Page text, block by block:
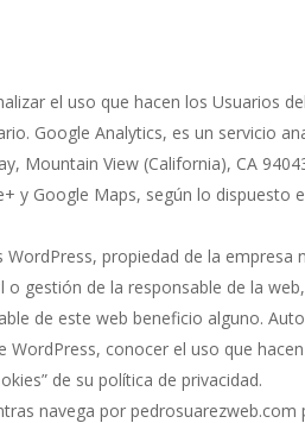
el uso que hacen los Usuarios
Google Analytics, es un servicio
Mountain View (California), CA
y Google Maps, según lo dispuesto
propiedad de la empresa
gestión de la responsable de la
de este web beneficio alguno.
conocer el uso que
de su política de privacidad.
navega por